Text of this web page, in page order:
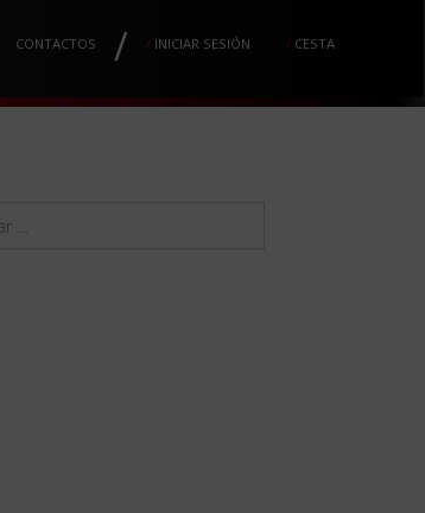
CONTACTOS / / INICIAR SESIÓN / CESTA